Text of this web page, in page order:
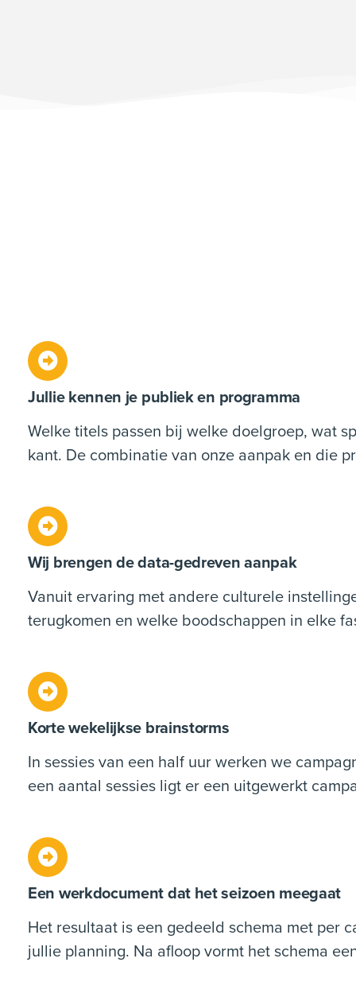
Jullie kennen je publiek en programma
Welke titels passen bij welke doelgroep, wat
kant. De combinatie van onze aanpak en die
Wij brengen de data-gedreven aanpak
Vanuit ervaring met andere culturele
terugkomen en welke boodschappen in elke
Korte wekelijkse brainstorms
In sessies van een half uur werken we
een aantal sessies ligt er een uitgewerkt
Een werkdocument dat het seizoen meegaat
Het resultaat is een gedeeld schema met per
jullie planning. Na afloop vormt het schema